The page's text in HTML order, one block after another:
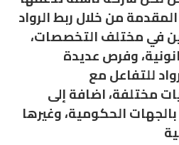
من خلال ربط الرواد
في مختلف التخصصات،
وفرص عديدة
للتفاعل مع
مختلفة، اضافة إلى
الحكومية، وغيرها